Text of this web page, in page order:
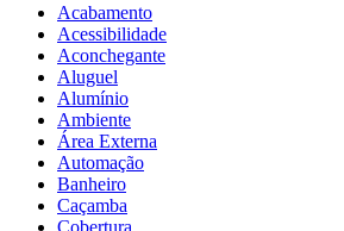
Acabamento
Acessibilidade
Aconchegante
Aluguel
Alumínio
Ambiente
Área Externa
Automação
Banheiro
Caçamba
Cobertura